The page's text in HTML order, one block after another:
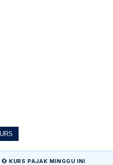
💱 KURS PAJAK MINGGU INI